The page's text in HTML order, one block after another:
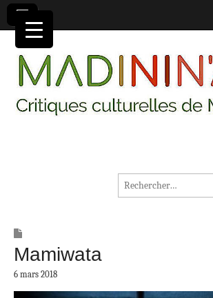
MADININ'ART
Rechercher :
Mamiwata
6 mars 2018